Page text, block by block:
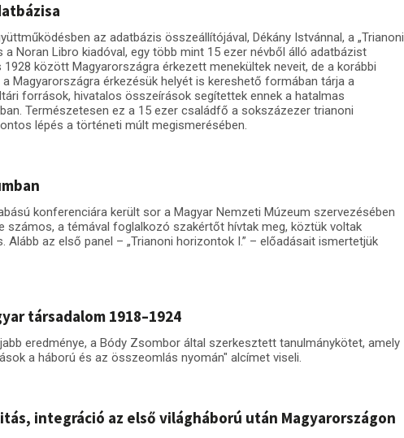
az adatbázis összeállítójával, Dékány Istvánnal, a „Trianoni
a Noran Libro kiadóval, egy több mint 15 ezer névből álló adatbázist
1928 között Magyarországra érkezett menekültek neveit, de a korábbi
Magyarországra érkezésük helyét is kereshető formában tárja a
források, hivatalos összeírások segítettek ennek a hatalmas
Természetesen ez a 15 ezer családfő a sokszázezer trianoni
lépés a történeti múlt megismerésében.
konferenciára került sor a Magyar Nemzeti Múzeum szervezésében
számos, a témával foglalkozó szakértőt hívtak meg, köztük voltak
az első panel – „Trianoni horizontok I.” – előadásait ismertetjük
társadalom 1918–1924
eredménye, a Bódy Zsombor által szerkesztett tanulmánykötet, amely
a háború és az összeomlás nyomán" alcímet viseli.
integráció az első világháború után Magyarországon